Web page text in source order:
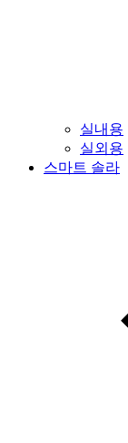
실내용
실외용
스마트 솔라